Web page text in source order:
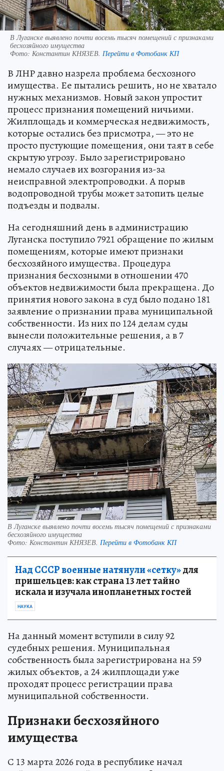
В Луганске выявлено почти восемь тысяч помещений с признаками
бесхозяйного имущества
Фото: Константин КНЯЗЕВ. Перейти в Фотобанк КП
В ЛНР давно назрела проблема бесхозного
имущества. Ее пытались решить, но не хватало
нужных механизмов. Новый закон упростит
процесс признания помещений ничьими.
Жилплощадь и коммерческая недвижимость,
которые остались без присмотра, — это не
просто пустующие помещения, они таят в себе
скрытую угрозу. Было зарегистрировано
немало случаев их возгорания из-за
неисправной электропроводки. А порыв
водопроводной трубы может затопить целые
подъезды и подвалы.
На сегодняшний день в администрацию
Луганска поступило 7921 обращение по жилым
помещениям, которые имеют признаки
бесхозяйного имущества. Процедура
признания бесхозными в отношении 470
объектов недвижимости была прекращена. До
принятия нового закона в суд было подано 181
заявление о признании права муниципальной
собственности. Из них по 124 делам суды
вынесли положительные решения, а в 7
случаях — отрицательные.
В Луганске выявлено почти восемь тысяч помещений с признаками
бесхозяйного имущества
Фото: Константин КНЯЗЕВ. Перейти в Фотобанк КП
Над СССР военные натянули «сетку»для
пришельцев: как страна 13 лет тайно
искала и изучала инопланетных гостей
НАУКА
На данный момент вступили в силу 92
судебных решения. Муниципальная
собственность была зарегистрирована на 59
жилых объектов, а 24 жилплощади уже
проходят процесс регистрации права
муниципальной собственности.
Признаки бесхозяйного
имущества
С 13 марта 2026 года в республике начал